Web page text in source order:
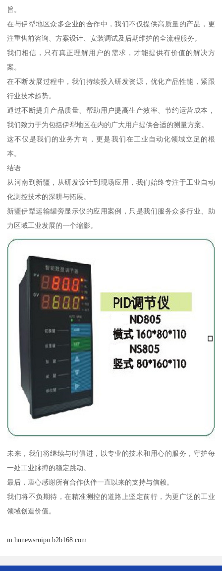
旨。
在与伊犁地区众多企业的合作中，我们不仅提供高质量的产品，更
注重售前咨询、方案设计、安装调试及后期维护的全流程服务。
我们相信，只有真正理解用户的需求，才能提供有价值的解决方
案。
在不断发展过程中，我们持续投入研发资源，优化产品性能，紧跟
行业技术趋势。
通过不断提升产品质量、帮助用户提高生产效率、节约运营成本，
我们致力于为包括伊犁地区在内的广大用户提供合适的测量方案。
这不仅是我们的业务方向，更是我们在工业自动化领域立足的根
本。
结语
从河南到新疆，从研发设计到现场应用，我们始终专注于工业自动
化测控技术的深耕与拓展。
新疆伊犁运输罐旁显示仪的应用案例，只是我们服务众多行业、助
力区域工业发展的一个缩影。
未来，我们将继续与时俱进，以专业的技术和用心的服务，守护每
一处工业脉搏的稳定跳动。
最后，衷心感谢所有合作伙伴一直以来的支持与信赖。
我们将不负期待，在精准测控的道路上坚定前行，为更广泛的工业
领域创造价值。
m.hnnewsruipu.b2b168.com